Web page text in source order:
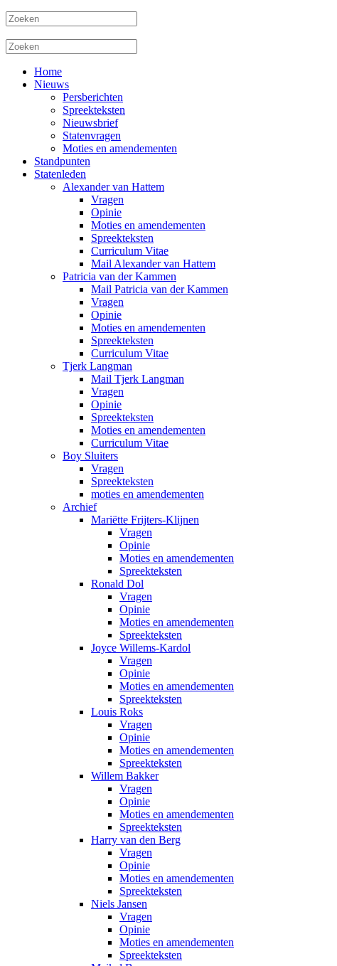
Home
Nieuws
Persberichten
Spreekteksten
Nieuwsbrief
Statenvragen
Moties en amendementen
Standpunten
Statenleden
Alexander van Hattem
Vragen
Opinie
Moties en amendementen
Spreekteksten
Curriculum Vitae
Mail Alexander van Hattem
Patricia van der Kammen
Mail Patricia van der Kammen
Vragen
Opinie
Moties en amendementen
Spreekteksten
Curriculum Vitae
Tjerk Langman
Mail Tjerk Langman
Vragen
Opinie
Spreekteksten
Moties en amendementen
Curriculum Vitae
Boy Sluiters
Vragen
Spreekteksten
moties en amendementen
Archief
Mariëtte Frijters-Klijnen
Vragen
Opinie
Moties en amendementen
Spreekteksten
Ronald Dol
Vragen
Opinie
Moties en amendementen
Spreekteksten
Joyce Willems-Kardol
Vragen
Opinie
Moties en amendementen
Spreekteksten
Louis Roks
Vragen
Opinie
Moties en amendementen
Spreekteksten
Willem Bakker
Vragen
Opinie
Moties en amendementen
Spreekteksten
Harry van den Berg
Vragen
Opinie
Moties en amendementen
Spreekteksten
Niels Jansen
Vragen
Opinie
Moties en amendementen
Spreekteksten